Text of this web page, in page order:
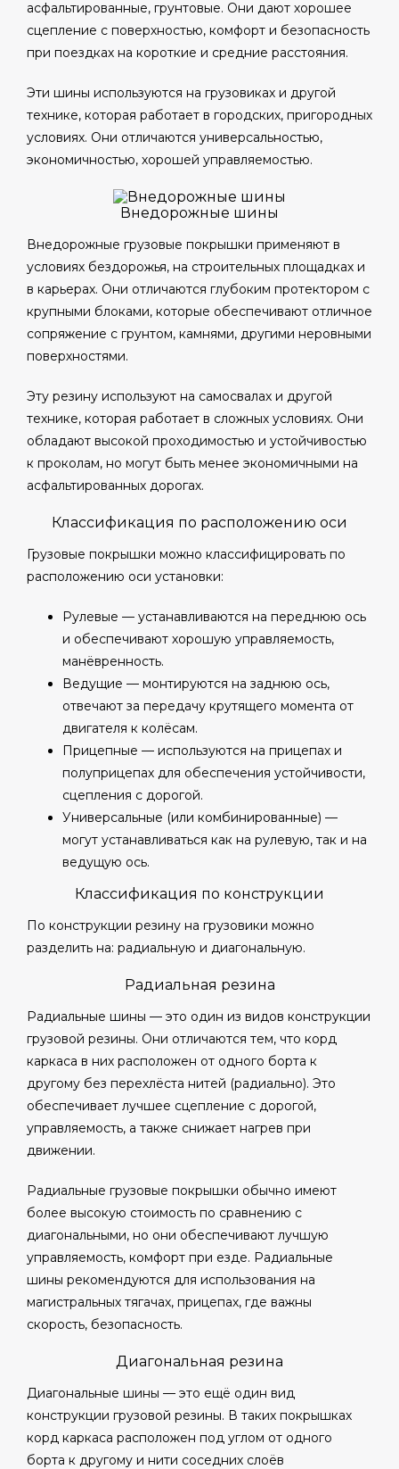
асфальтированные, грунтовые. Они дают хорошее
сцепление с поверхностью, комфорт и безопасность
при поездках на короткие и средние расстояния.
Эти шины используются на грузовиках и другой
технике, которая работает в городских, пригородных
условиях. Они отличаются универсальностью,
экономичностью, хорошей управляемостью.
Внедорожные шины
Внедорожные грузовые покрышки применяют в
условиях бездорожья, на строительных площадках и
в карьерах. Они отличаются глубоким протектором с
крупными блоками, которые обеспечивают отличное
сопряжение с грунтом, камнями, другими неровными
поверхностями.
Эту резину используют на самосвалах и другой
технике, которая работает в сложных условиях. Они
обладают высокой проходимостью и устойчивостью
к проколам, но могут быть менее экономичными на
асфальтированных дорогах.
Классификация по расположению оси
Грузовые покрышки можно классифицировать по
расположению оси установки:
Рулевые — устанавливаются на переднюю ось
и обеспечивают хорошую управляемость,
манёвренность.
Ведущие — монтируются на заднюю ось,
отвечают за передачу крутящего момента от
двигателя к колёсам.
Прицепные — используются на прицепах и
полуприцепах для обеспечения устойчивости,
сцепления с дорогой.
Универсальные (или комбинированные) —
могут устанавливаться как на рулевую, так и на
ведущую ось.
Классификация по конструкции
По конструкции резину на грузовики можно
разделить на: радиальную и диагональную.
Радиальная резина
Радиальные шины — это один из видов конструкции
грузовой резины. Они отличаются тем, что корд
каркаса в них расположен от одного борта к
другому без перехлёста нитей (радиально). Это
обеспечивает лучшее сцепление с дорогой,
управляемость, а также снижает нагрев при
движении.
Радиальные грузовые покрышки обычно имеют
более высокую стоимость по сравнению с
диагональными, но они обеспечивают лучшую
управляемость, комфорт при езде. Радиальные
шины рекомендуются для использования на
магистральных тягачах, прицепах, где важны
скорость, безопасность.
Диагональная резина
Диагональные шины — это ещё один вид
конструкции грузовой резины. В таких покрышках
корд каркаса расположен под углом от одного
борта к другому и нити соседних слоёв